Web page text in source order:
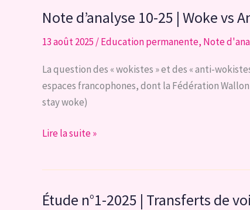
Analyse
la
situation
régionale
de
en
Note d’analyse 10-25 | Woke
13 août 2025/Education permanente, Note
La question des « wokistes » et des « anti-
espaces francophones, dont la Fédération
stay woke)
Note
|
Lire la suite »
Étude n°1-2025 | Transferts de